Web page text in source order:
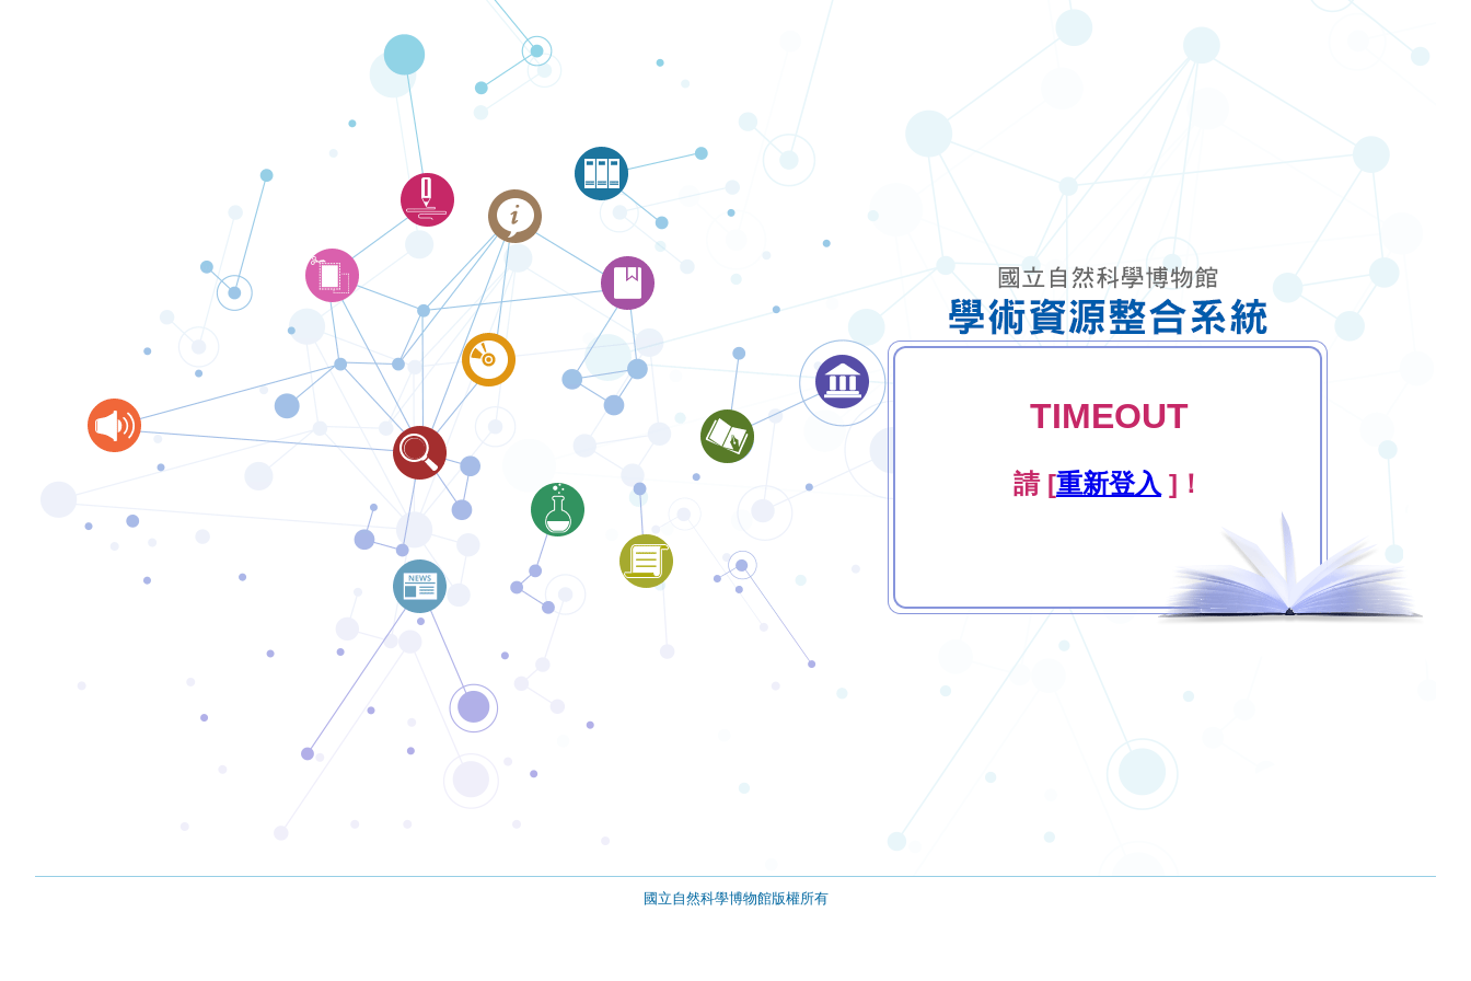
TIMEOUT
請 [重新登入 ]！
國立自然科學博物館版權所有